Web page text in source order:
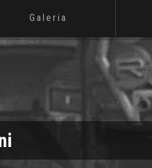
Galeria